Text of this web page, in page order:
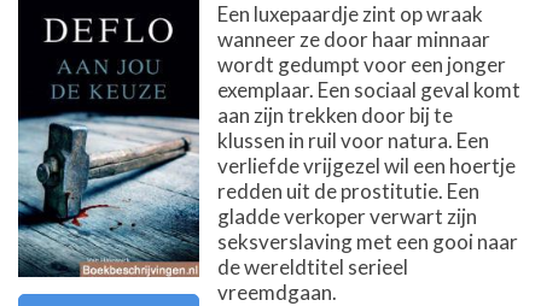
Een luxepaardje zint op wraak
wanneer ze door haar minnaar
wordt gedumpt voor een jonger
exemplaar. Een sociaal geval komt
aan zijn trekken door bij te
klussen in ruil voor natura. Een
verliefde vrijgezel wil een hoertje
redden uit de prostitutie. Een
gladde verkoper verwart zijn
seksverslaving met een gooi naar
de wereldtitel serieel
vreemdgaan.